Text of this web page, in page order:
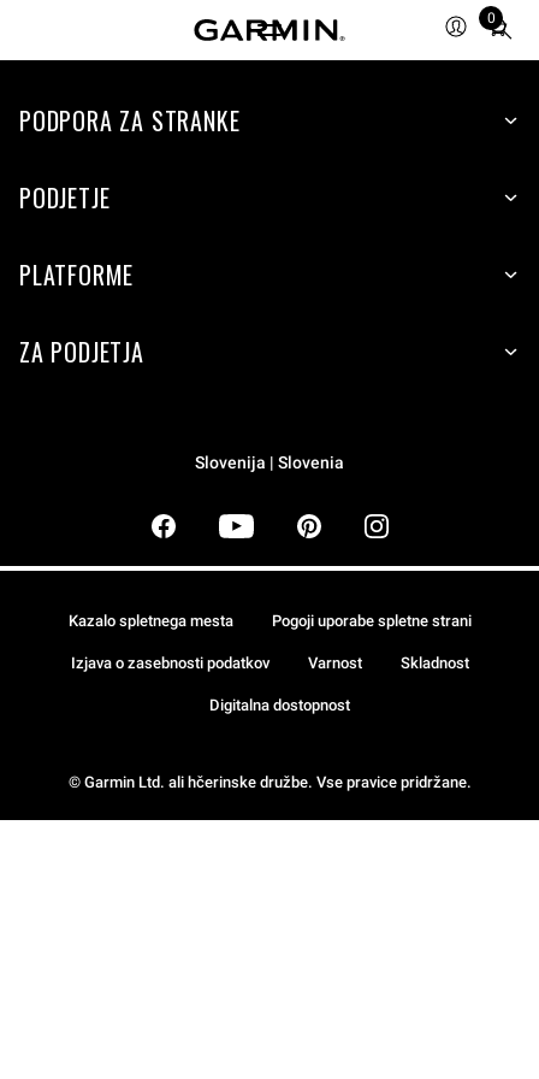
0
Total
items
cart:
PODPORA ZA STRANKE
PODJETJE
PLATFORME
ZA PODJETJA
Slovenija | Slovenia
© Garmin Ltd. ali hčerinske družbe. Vse pravice pridržane.
Kazalo spletnega mesta Pogoji uporabe spletne strani
Izjava o zasebnosti podatkov Varnost Skladnost
Digitalna dostopnost